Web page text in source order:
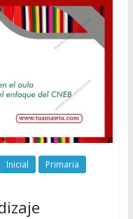
Inicial
Primaria